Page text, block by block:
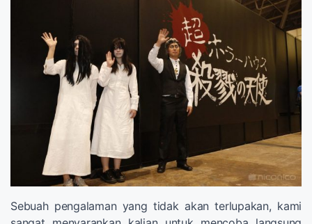
Sebuah pengalaman yang tidak akan terlupakan, kami